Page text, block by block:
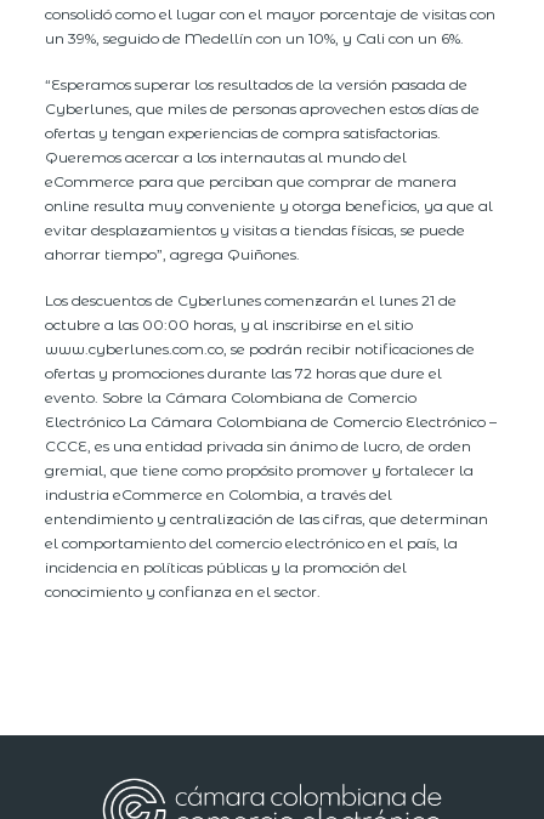
consolidó como el lugar con el mayor porcentaje de visitas con
un 39%, seguido de Medellín con un 10%, y Cali con un 6%.
“Esperamos superar los resultados de la versión pasada de
Cyberlunes, que miles de personas aprovechen estos días de
ofertas y tengan experiencias de compra satisfactorias.
Queremos acercar a los internautas al mundo del
eCommerce para que perciban que comprar de manera
online resulta muy conveniente y otorga beneficios, ya que al
evitar desplazamientos y visitas a tiendas físicas, se puede
ahorrar tiempo”, agrega Quiñones.
Los descuentos de Cyberlunes comenzarán el lunes 21 de
octubre a las 00:00 horas, y al inscribirse en el sitio
www.cyberlunes.com.co, se podrán recibir notificaciones de
ofertas y promociones durante las 72 horas que dure el
evento. Sobre la Cámara Colombiana de Comercio
Electrónico La Cámara Colombiana de Comercio Electrónico –
CCCE, es una entidad privada sin ánimo de lucro, de orden
gremial, que tiene como propósito promover y fortalecer la
industria eCommerce en Colombia, a través del
entendimiento y centralización de las cifras, que determinan
el comportamiento del comercio electrónico en el país, la
incidencia en políticas públicas y la promoción del
conocimiento y confianza en el sector.